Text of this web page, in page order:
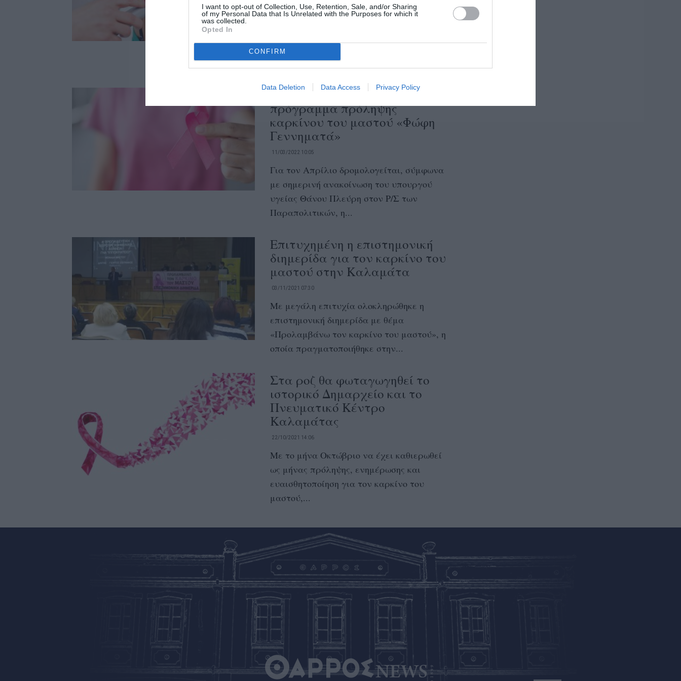
I want to opt-out of Collection, Use, Retention, Sale, and/or Sharing
of my Personal Data that Is Unrelated with the Purposes for which it
was collected.
Opted In
CONFIRM
Data Deletion Data Access Privacy Policy
Με αφορμή το καλοκαίρι που πλησιάζει,
ενημέρωσης για το μελάνωμα (Μάιος),
και...
Έναρξη από τον Απρίλιο για το
πρόγραμμα πρόληψης
καρκίνου του μαστού «Φώφη
Γεννηματά»
11/03/2022 10:05
Για τον Απρίλιο δρομολογείται, σύμφωνα
με σημερινή ανακοίνωση του υπουργού
υγείας Θάνου Πλεύρη στον Ρ/Σ των
Παραπολιτικών, η...
Επιτυχημένη η επιστημονική
διημερίδα για τον καρκίνο του
μαστού στην Καλαμάτα
03/11/2021 07:30
Με μεγάλη επιτυχία ολοκληρώθηκε η
επιστημονική διημερίδα με θέμα
«Προλαμβάνω τον καρκίνο του μαστού», η
οποία πραγματοποιήθηκε στην...
Στα ροζ θα φωταγωγηθεί το
ιστορικό Δημαρχείο και το
Πνευματικό Κέντρο
Καλαμάτας
22/10/2021 14:06
Με το μήνα Οκτώβριο να έχει καθιερωθεί
ως μήνας πρόληψης, ενημέρωσης και
ευαισθητοποίηση για τον καρκίνο του
μαστού,...